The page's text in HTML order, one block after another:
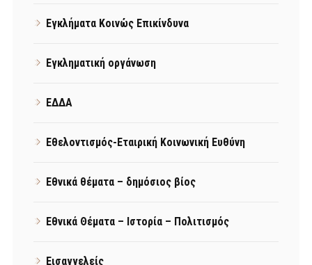
Εγκλήματα Κοινώς Επικίνδυνα
Εγκληματική οργάνωση
ΕΔΔΑ
Εθελοντισμός-Εταιρική Κοινωνική Ευθύνη
Εθνικά θέματα – δημόσιος βίος
Εθνικά Θέματα – Ιστορία – Πολιτισμός
Εισαγγελείς